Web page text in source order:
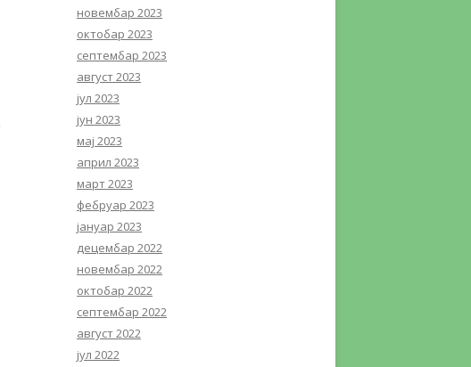
новембар 2023
октобар 2023
септембар 2023
август 2023
јул 2023
јун 2023
мај 2023
април 2023
март 2023
фебруар 2023
јануар 2023
децембар 2022
новембар 2022
октобар 2022
септембар 2022
август 2022
јул 2022